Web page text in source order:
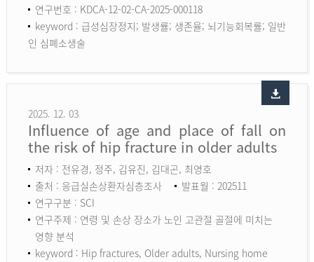
연구번호 : KDCA-12-02-CA-2025-000118
keyword : 급성심장정지; 발생률; 생존율; 뇌기능회복률; 일반
인 심폐소생술
2025. 12. 03
Influence of age and place of fall on
the risk of hip fracture in older adults
저자 : 전유경, 정주, 김유진, 김대곤, 최영호
출처 : 응급실손상환자심층조사
발표월 : 202511
연구구분 : SCI
연구주제 : 연령 및 손상 장소가 노인 고관절 골절에 미치는
영향 분석
keyword : Hip fractures, Older adults, Nursing home